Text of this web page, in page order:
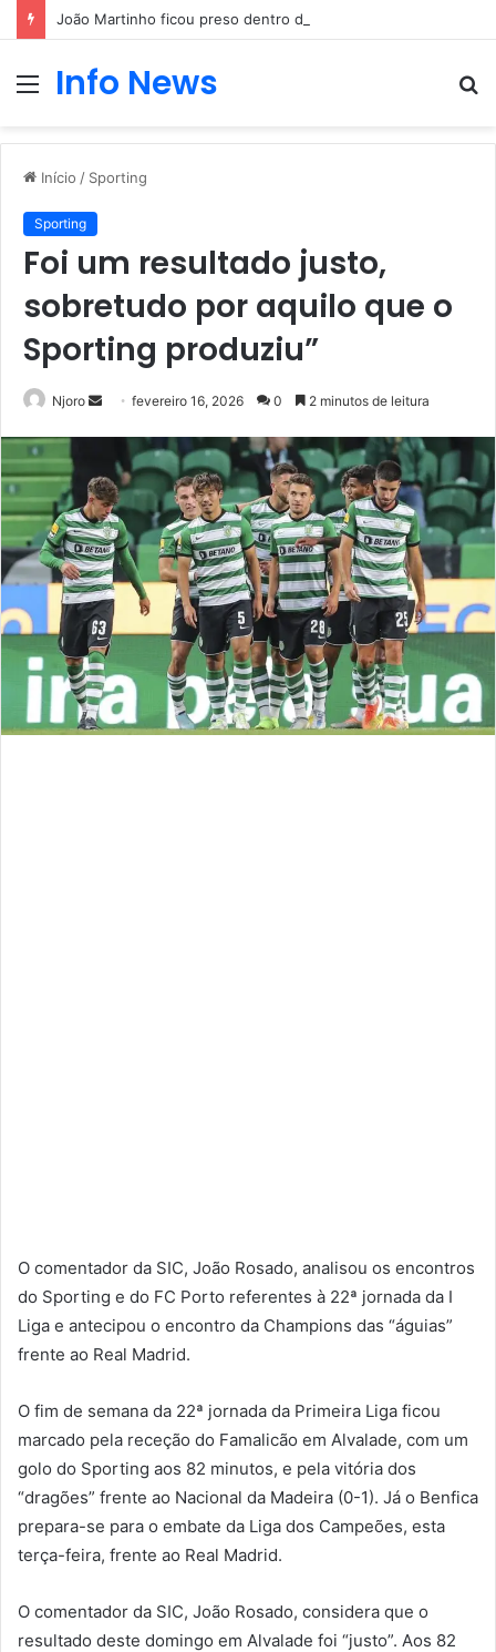
Menu
Info News
Início / Sporting
Sporting
Foi um resultado justo,
sobretudo por aquilo que o
Sporting produziu”
Njoro
Mande
mail
fevereiro 16, 2026 0 2 minutos de leitura
O comentador da SIC, João Rosado, analisou os encontros
do Sporting e do FC Porto referentes à 22ª jornada da I
Liga e antecipou o encontro da Champions das “águias”
frente ao Real Madrid.
O fim de semana da 22ª jornada da Primeira Liga ficou
marcado pela receção do Famalicão em Alvalade, com um
golo do Sporting aos 82 minutos, e pela vitória dos
“dragões” frente ao Nacional da Madeira (0-1). Já o Benfica
prepara-se para o embate da Liga dos Campeões, esta
terça-feira, frente ao Real Madrid.
O comentador da SIC, João Rosado, considera que o
resultado deste domingo em Alvalade foi “justo”. Aos 82